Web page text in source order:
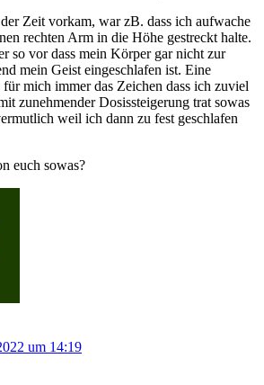
Zeit vorkam, war zB. dass ich aufwache
rechten Arm in die Höhe gestreckt halte.
so vor dass mein Körper gar nicht zur
mein Geist eingeschlafen ist. Eine
mich immer das Zeichen dass ich zuviel
zunehmender Dosissteigerung trat sowas
weil ich dann zu fest geschlafen
euch sowas?
um 14:19